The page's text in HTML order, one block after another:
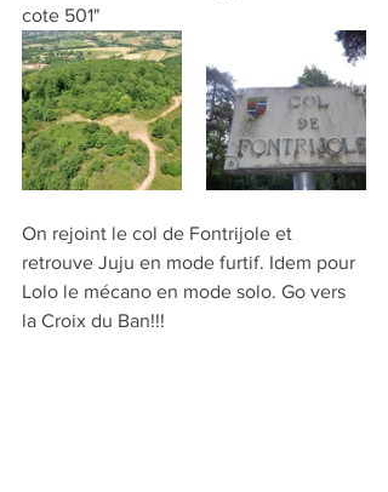
cote 501"
On rejoint le col de Fontrijole et
retrouve Juju en mode furtif. Idem pour
Lolo le mécano en mode solo. Go vers
la Croix du Ban!!!